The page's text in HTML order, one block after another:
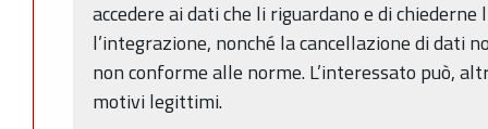
accedere ai dati che li riguardano e di
l’integrazione, nonché la cancellazione di dati
non conforme alle norme. L’interessato può,
motivi legittimi.